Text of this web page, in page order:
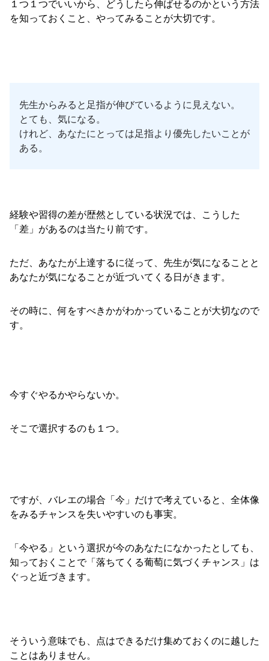
１つ１つでいいから、どうしたら伸ばせるのかという方法
を知っておくこと、やってみることが大切です。
先生からみると足指が伸びているように見えない。
とても、気になる。
けれど、あなたにとっては足指より優先したいことが
ある。
経験や習得の差が歴然としている状況では、こうした
「差」があるのは当たり前です。
ただ、あなたが上達するに従って、先生が気になることと
あなたが気になることが近づいてくる日がきます。
その時に、何をすべきかがわかっていることが大切なので
す。
今すぐやるかやらないか。
そこで選択するのも１つ。
ですが、バレエの場合「今」だけで考えていると、全体像
をみるチャンスを失いやすいのも事実。
「今やる」という選択が今のあなたになかったとしても、
知っておくことで「落ちてくる葡萄に気づくチャンス」は
ぐっと近づきます。
そういう意味でも、点はできるだけ集めておくのに越した
ことはありません。